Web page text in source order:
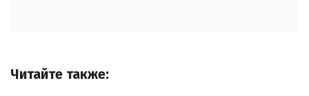
Читайте также: